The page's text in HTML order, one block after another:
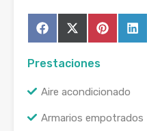
Compartir
en
FacebookCompartir
en
X
(Twitter)
en
Pinterest
Prestaciones
Aire acondicionado
Armarios empotrados